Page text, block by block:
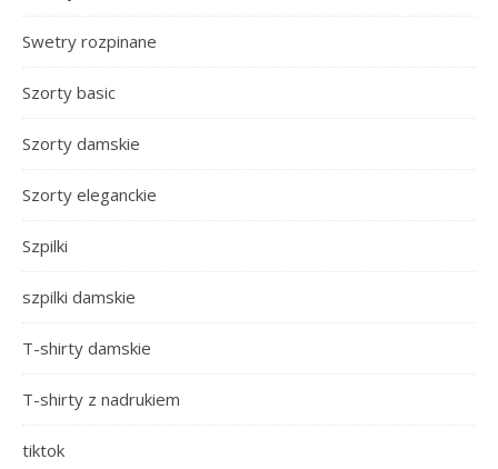
Swetry rozpinane
Szorty basic
Szorty damskie
Szorty eleganckie
Szpilki
szpilki damskie
T-shirty damskie
T-shirty z nadrukiem
tiktok